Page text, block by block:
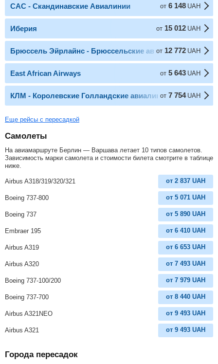
САС - Скандинавские Авиалинии от 6 148 UAH
Иберия от 15 012 UAH
Брюссель Эйрлайнс - Брюссельские авиалинии
от 12 772 UAH
East African Airways от 5 643 UAH
КЛМ - Королевские Голландские авиалинии
от 7 754 UAH
Еще рейсы с пересадкой
Самолеты
На авиамаршруте Берлин — Варшава летает 10 типов самолетов.
Зависимость марки самолета и стоимости билета смотрите в таблице
ниже.
Airbus A318/319/320/321 от 2 837 UAH
Boeing 737-800 от 5 071 UAH
Boeing 737 от 5 890 UAH
Embraer 195 от 6 410 UAH
Airbus A319 от 6 653 UAH
Airbus A320 от 7 493 UAH
Boeing 737-100/200 от 7 979 UAH
Boeing 737-700 от 8 440 UAH
Airbus A321NEO от 9 493 UAH
Airbus A321 от 9 493 UAH
Города пересадок